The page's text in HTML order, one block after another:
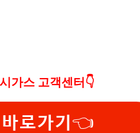
가스 고객센터👇
로가기👈